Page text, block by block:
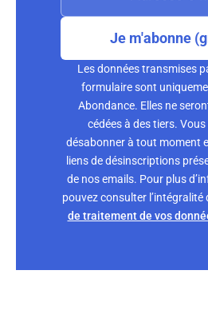
Je m'abonne
Les données transmises
formulaire sont
Abondance. Elles ne
cédées à des tiers.
désabonner à tout moment
liens de désinscriptions
de nos emails. Pour plus
pouvez consulter l’intégralité
de traitement de vos